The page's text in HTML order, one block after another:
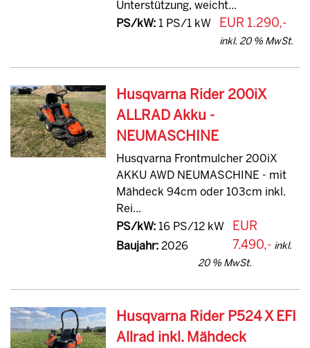
Unterstützung, weicht...
PS/kW:1 PS/1 kW EUR 1.290,-
inkl. 20 % MwSt.
Husqvarna Rider 200iX
ALLRAD Akku -
NEUMASCHINE
Husqvarna Frontmulcher 200iX
AKKU AWD NEUMASCHINE - mit
Mähdeck 94cm oder 103cm inkl.
Rei...
PS/kW:16 PS/12 kW
Baujahr:2026
EUR
7.490,- inkl.
20 % MwSt.
Husqvarna Rider P524 X EFI
Allrad inkl. Mähdeck